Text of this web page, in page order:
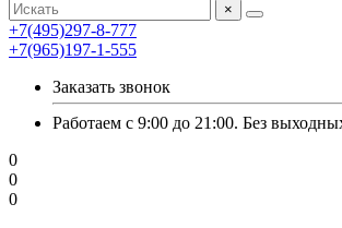
×
+7(495)297-8-777
+7(965)197-1-555
Заказать звонок
Работаем с 9:00 до 21:00. Без
0
0
0